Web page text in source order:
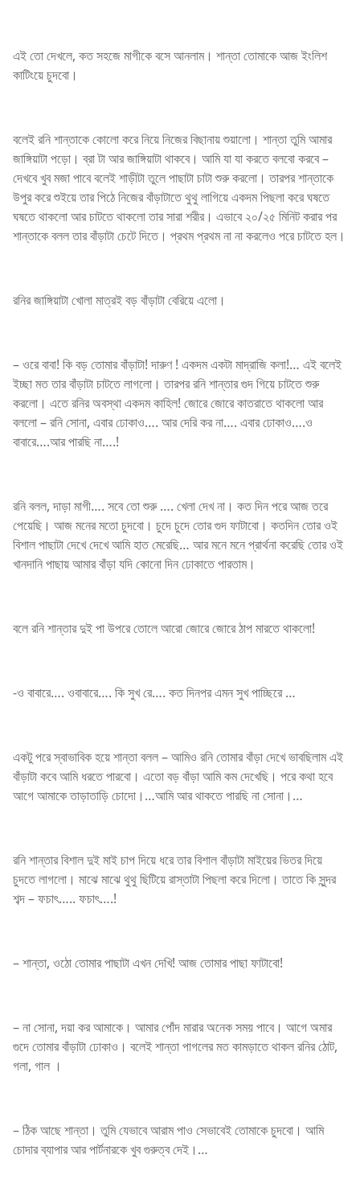
এই তো দেখলে, কত সহজে মাগীকে বসে আনলাম। শান্তা তোমাকে আজ ইংলিশ
কাটিংয়ে চুদবো।
বলেই রনি শান্তাকে কোলো করে নিয়ে নিজের বিছানায় শুয়ালো। শান্তা তুমি আমার
জাঙ্গিয়াটা পড়ো। ব্রা টা আর জাঙ্গিয়াটা থাকবে। আমি যা যা করতে বলবো করবে –
দেখবে খুব মজা পাবে বলেই শাড়ীটা তুলে পাছাটা চাটা শুরু করলো। তারপর শান্তাকে
উপুর করে শুইয়ে তার পিঠে নিজের বাঁড়াটাতে থুথু লাগিয়ে একদম পিছলা করে ঘষতে
ঘষতে থাকলো আর চাটতে থাকলো তার সারা শরীর। এভাবে ২০/২৫ মিনিট করার পর
শান্তাকে বলল তার বাঁড়াটা চেটে দিতে। প্রথম প্রথম না না করলেও পরে চাটতে হল।
রনির জাঙ্গিয়াটা খোলা মাত্রই বড় বাঁড়াটা বেরিয়ে এলো।
– ওরে বাবা! কি বড় তোমার বাঁড়াটা! দারুণ ! একদম একটা মাদ্রাজি কলা!… এই বলেই
ইচ্ছা মত তার বাঁড়াটা চাটতে লাগলো। তারপর রনি শান্তার গুদ গিয়ে চাটতে শুরু
করলো। এতে রনির অবস্থা একদম কাহিল! জোরে জোরে কাতরাতে থাকলো আর
বললো – রনি সোনা, এবার ঢোকাও…. আর দেরি কর না…. এবার ঢোকাও….ও
বাবারে….আর পারছি না….!
রনি বলল, দাড়া মাগী…. সবে তো শুরু …. খেলা দেখ না। কত দিন পরে আজ তরে
পেয়েছি। আজ মনের মতো চুদবো। চুদে চুদে তোর গুদ ফাটাবো। কতদিন তোর ওই
বিশাল পাছাটা দেখে দেখে আমি হাত মেরেছি… আর মনে মনে প্রার্থনা করেছি তোর ওই
খানদানি পাছায় আমার বাঁড়া যদি কোনো দিন ঢোকাতে পারতাম।
বলে রনি শান্তার দুই পা উপরে তোলে আরো জোরে জোরে ঠাপ মারতে থাকলো!
-ও বাবারে…. ওবাবারে…. কি সুখ রে…. কত দিনপর এমন সুখ পাচ্ছিরে …
একটু পরে স্বাভাবিক হয়ে শান্তা বলল – আমিও রনি তোমার বাঁড়া দেখে ভাবছিলাম এই
বাঁড়াটা কবে আমি ধরতে পারবো। এতো বড় বাঁড়া আমি কম দেখেছি। পরে কথা হবে
আগে আমাকে তাড়াতাড়ি চোদো।…আমি আর থাকতে পারছি না সোনা।…
রনি শান্তার বিশাল দুই মাই চাপ দিয়ে ধরে তার বিশাল বাঁড়াটা মাইয়ের ভিতর দিয়ে
চুদতে লাগলো। মাঝে মাঝে থুথু ছিটিয়ে রাস্তাটা পিছলা করে দিলো। তাতে কি সুন্দর
শব্দ – ফচাৎ….. ফচাৎ….!
– শান্তা, ওঠো তোমার পাছাটা এখন দেখি! আজ তোমার পাছা ফাটাবো!
– না সোনা, দয়া কর আমাকে। আমার পোঁদ মারার অনেক সময় পাবে। আগে অমার
গুদে তোমার বাঁড়াটা ঢোকাও। বলেই শান্তা পাগলের মত কামড়াতে থাকল রনির ঠোট,
গলা, গাল ।
– ঠিক আছে শান্তা। তুমি যেভাবে আরাম পাও সেভাবেই তোমাকে চুদবো। আমি
চোদার ব্যাপার আর পার্টনারকে খুব গুরুত্ব দেই।…